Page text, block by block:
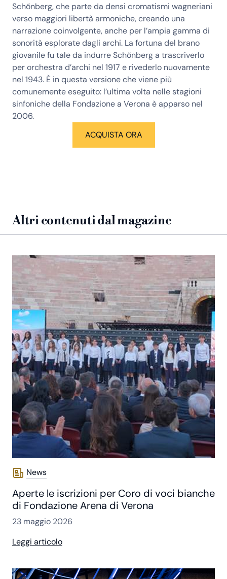
Schőnberg, che parte da densi cromatismi wagneriani
verso maggiori libertà armoniche, creando una
narrazione coinvolgente, anche per l’ampia gamma di
sonorità esplorate dagli archi. La fortuna del brano
giovanile fu tale da indurre Schőnberg a trascriverlo
per orchestra d’archi nel 1917 e rivederlo nuovamente
nel 1943. È in questa versione che viene più
comunemente eseguito: l’ultima volta nelle stagioni
sinfoniche della Fondazione a Verona è apparso nel
2006.
ACQUISTA ORA
Altri contenuti dal magazine
News
Aperte le iscrizioni per Coro di voci bianche
di Fondazione Arena di Verona
23 maggio 2026
Leggi articolo